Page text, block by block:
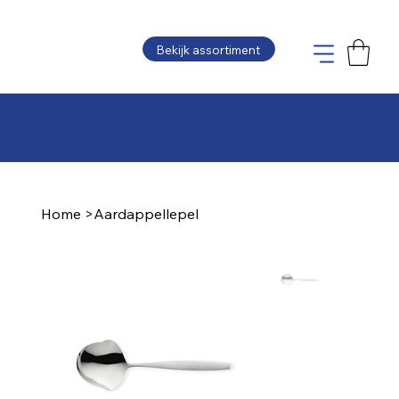
Bekijk assortiment
Home >Aardappellepel